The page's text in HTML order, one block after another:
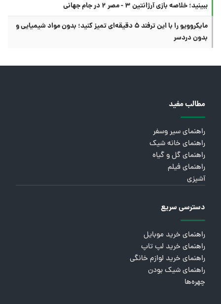
ببینید؛ خلاصه بازی آرژانتین ۳ - مصر ۲ در جام جهانی
مایکروویو را با این ترفند ۵ دقیقه‌ای تمیز کنید؛ بدون مواد شیمیایی و
بدون دردسر
مطالب مفید
راهنمای سیر وسفر
راهنمای خانه شیک
راهنمای گل و گیاه
راهنمای فیلم
آشپزی
دسترسی سریع
راهنمای خرید موبایل
راهنمای خرید لپ تاپ
راهنمای خرید لوازم خانگی
راهنمای شیک بودن
چهره‌ها